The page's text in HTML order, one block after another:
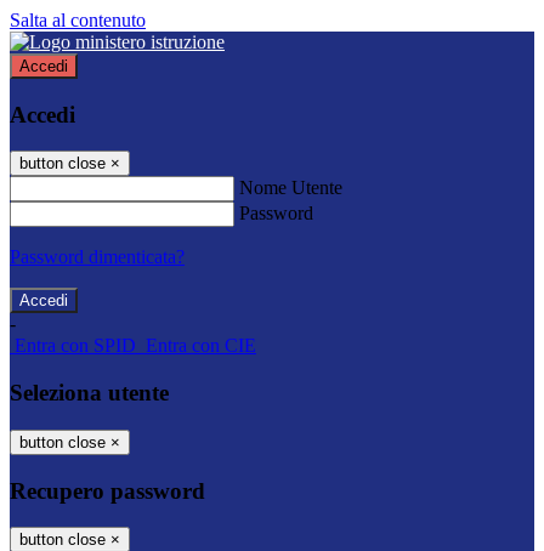
Salta al contenuto
Accedi
Accedi
button close ×
Nome Utente
Password
Password dimenticata?
-
Entra con SPID Entra con CIE
Seleziona utente
button close ×
Recupero password
button close ×